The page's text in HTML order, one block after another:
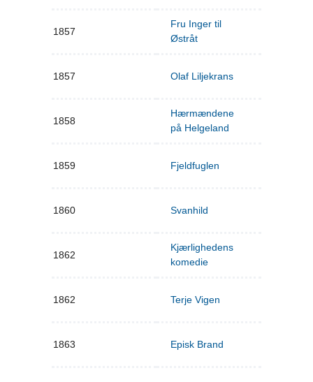
1857
Fru Inger til
Østråt
1857 Olaf Liljekrans
1858
Hærmændene
på Helgeland
1859 Fjeldfuglen
1860 Svanhild
1862
Kjærlighedens
komedie
1862 Terje Vigen
1863 Episk Brand